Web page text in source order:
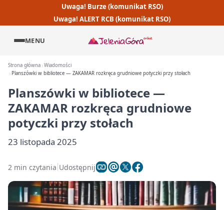
Uwaga! Burze (komunikat RSO)
Uwaga! ALERT RCB (komunikat RSO)
MENU
Strona główna Wiadomości
Planszówki w bibliotece — ZAKAMAR rozkręca grudniowe potyczki przy stołach
Planszówki w bibliotece —
ZAKAMAR rozkręca grudniowe
potyczki przy stołach
23 listopada 2025
2 min czytania Udostępnij